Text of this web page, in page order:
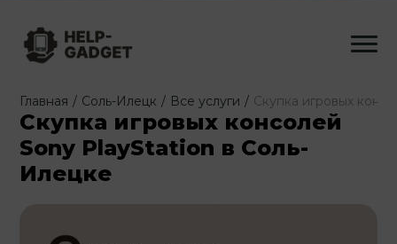
Главная / Соль-Илецк / Все услуги / Скупка игровых
Скупка игровых консолей
Sony PlayStation в Соль-
Илецке